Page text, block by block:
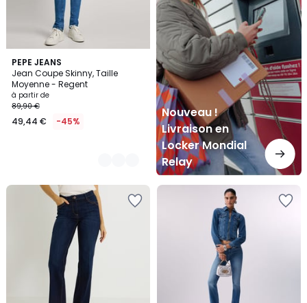
PEPE JEANS
Jean Coupe Skinny, Taille
Moyenne - Regent
à partir de
89,90 €
49,44 € -45%
11
Couleurs
Nouveau !
Livraison en
Locker Mondial
Relay